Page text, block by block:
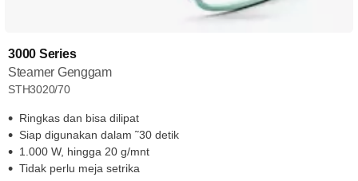
3000 Series
Steamer Genggam
STH3020/70
Ringkas dan bisa dilipat
Siap digunakan dalam ˜30 detik
1.000 W, hingga 20 g/mnt
Tidak perlu meja setrika